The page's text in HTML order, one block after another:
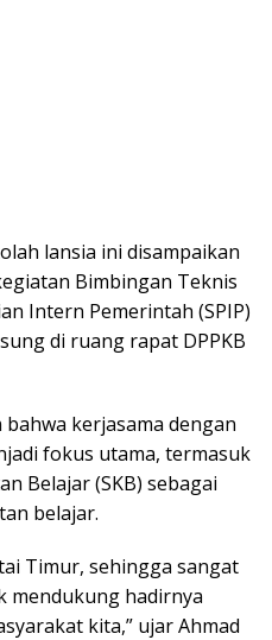
lansia ini disampaikan
Bimbingan Teknis
Intern Pemerintah (SPIP)
di ruang rapat DPPKB
kerjasama dengan
fokus utama, termasuk
Belajar (SKB) sebagai
belajar.
Timur, sehingga sangat
mendukung hadirnya
kita,” ujar Ahmad